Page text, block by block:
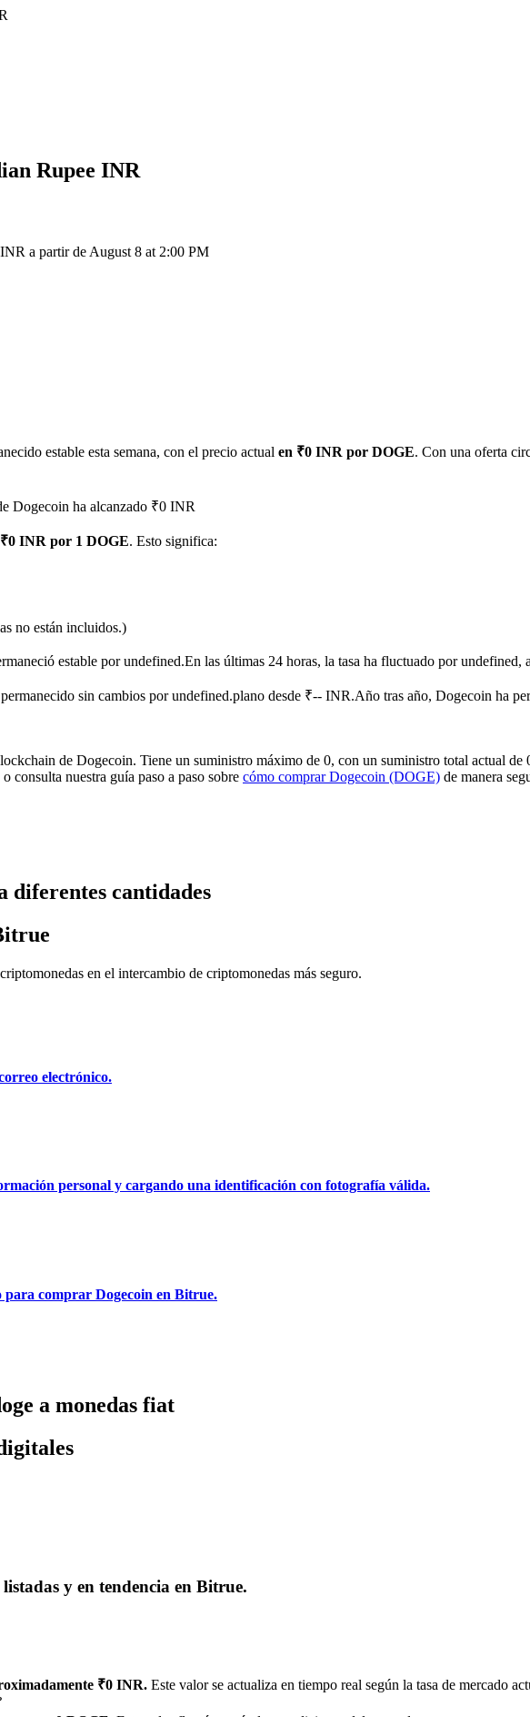
y materias primas
de copy trading
etc.
Rupee INR
a partir de August 8 at 2:00 PM
estable esta semana, con el precio actual en ₹0 INR por DOGE. Con una oferta
Dogecoin ha alcanzado ₹0 INR
₹0 INR por 1 DOGE. Esto significa:
no están incluidos.)
estable por undefined.En las últimas 24 horas, la tasa ha fluctuado por
sin cambios por undefined.plano desde ₹-- INR.Año tras año, Dogecoin ha
de Dogecoin. Tiene un suministro máximo de 0, con un suministro total actual
o consulta nuestra guía paso a paso sobre cómo comprar Dogecoin (DOGE) de manera
diferentes cantidades
en el intercambio de criptomonedas más seguro.
electrónico.
personal y cargando una identificación con fotografía válida.
para comprar Dogecoin en Bitrue.
a monedas fiat
y en tendencia en Bitrue.
₹0 INR. Este valor se actualiza en tiempo real según la tasa de mercado